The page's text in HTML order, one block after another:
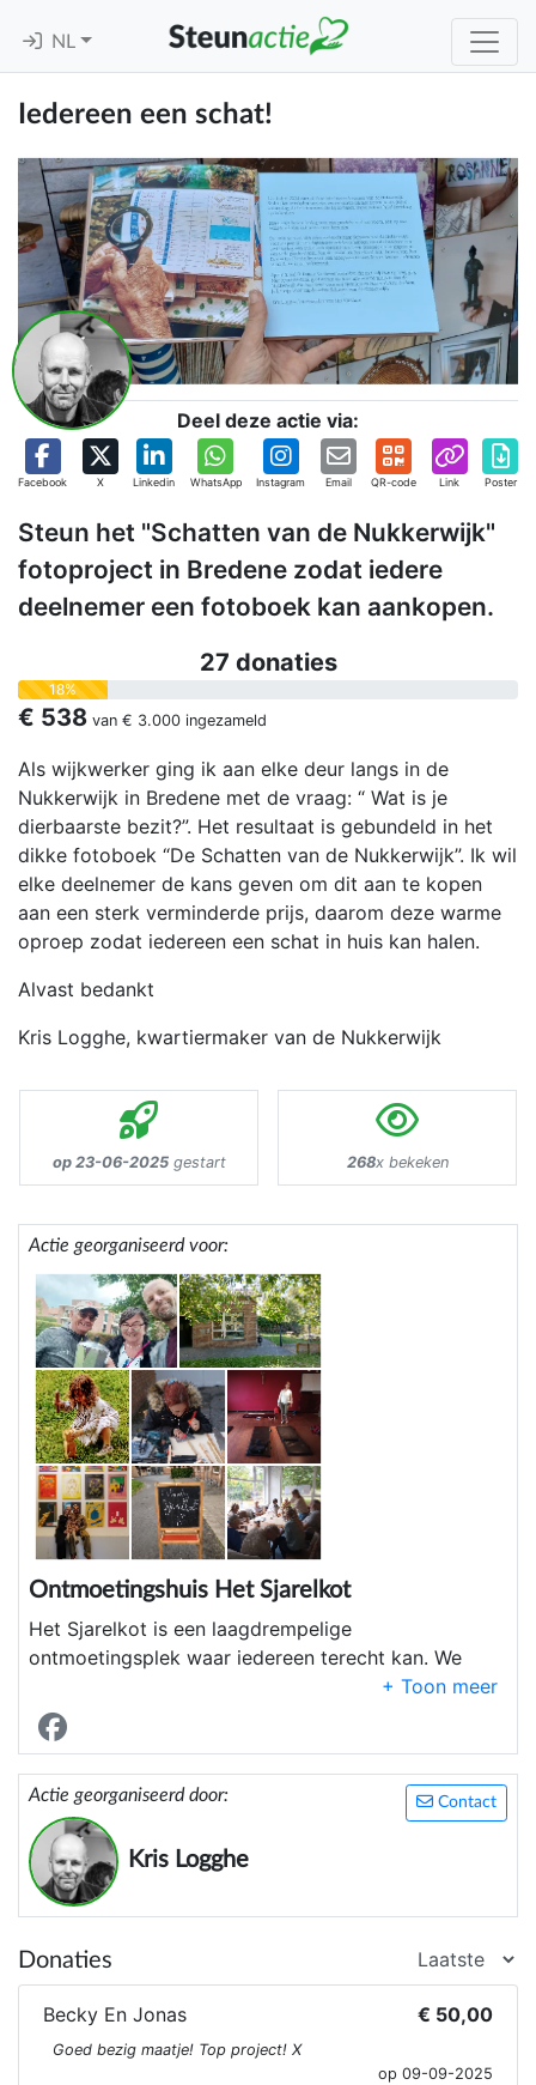
NL
Iedereen een schat!
Deel deze actie via:
Facebook X Linkedin WhatsApp Instagram Email QR-code Link Poster
Steun het "Schatten van de Nukkerwijk"
fotoproject in Bredene zodat iedere
deelnemer een fotoboek kan aankopen.
27 donaties
18%
€ 538 van € 3.000 ingezameld
Als wijkwerker ging ik aan elke deur langs in de
Nukkerwijk in Bredene met de vraag: “ Wat is je
dierbaarste bezit?”. Het resultaat is gebundeld in het
dikke fotoboek “De Schatten van de Nukkerwijk”. Ik wil
elke deelnemer de kans geven om dit aan te kopen
aan een sterk verminderde prijs, daarom deze warme
oproep zodat iedereen een schat in huis kan halen.
Alvast bedankt
Kris Logghe, kwartiermaker van de Nukkerwijk
op 23-06-2025gestart 268x bekeken
Actie georganiseerd voor:
Ontmoetingshuis Het Sjarelkot
Het Sjarelkot is een laagdrempelige
ontmoetingsplek waar iedereen terecht kan. We
proberen ons in samenwerking met andere sociale
actoren in te zetten voor mensen in kansarmoede,
vaak gecombineerd met psychisch lijden.
Contact
Actie georganiseerd door:
Kris Logghe
Donaties
Becky En Jonas € 50,00
Goed bezig maatje! Top project! X
op 09-09-2025